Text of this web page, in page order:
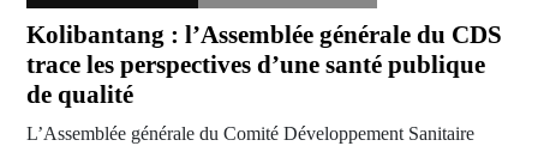
Kolibantang : l’Assemblée générale du CDS
trace les perspectives d’une santé publique
de qualité
L’Assemblée générale du Comité Développement Sanitaire